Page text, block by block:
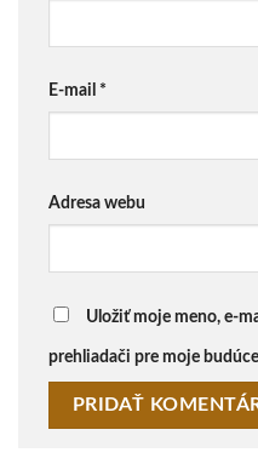
E-mail *
Adresa webu
Uložiť moje meno, e-
prehliadači pre moje